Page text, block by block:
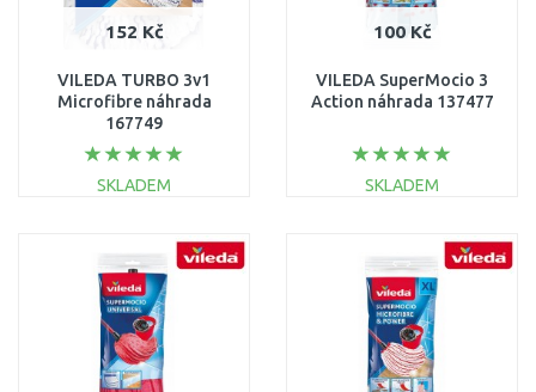
152 Kč
VILEDA TURBO 3v1
Microfibre náhrada
167749
SKLADEM
Porovnat
100 Kč
VILEDA SuperMocio 3
Action náhrada 137477
SKLADEM
Porovnat